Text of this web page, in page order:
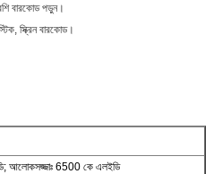
বারকোড পড়ুন।
স্ক্রিন বারকোড।
আলোকসজ্জাঃ 6500 কে এলইডি